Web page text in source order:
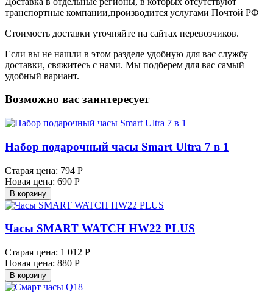
транспортные компании,производится услугами Почтой РФ
Стоимость доставки уточняйте на сайтах перевозчиков.
Если вы не нашли в этом разделе удобную для вас службу
доставки, свяжитесь с нами. Мы подберем для вас самый
удобный вариант.
Возможно вас заинтересует
Набор подарочный часы Smart Ultra 7 в 1
Старая цена: 794 Р
Новая цена: 690 Р
В корзину
Часы SMART WATCH HW22 PLUS
Старая цена: 1 012 Р
Новая цена: 880 Р
В корзину